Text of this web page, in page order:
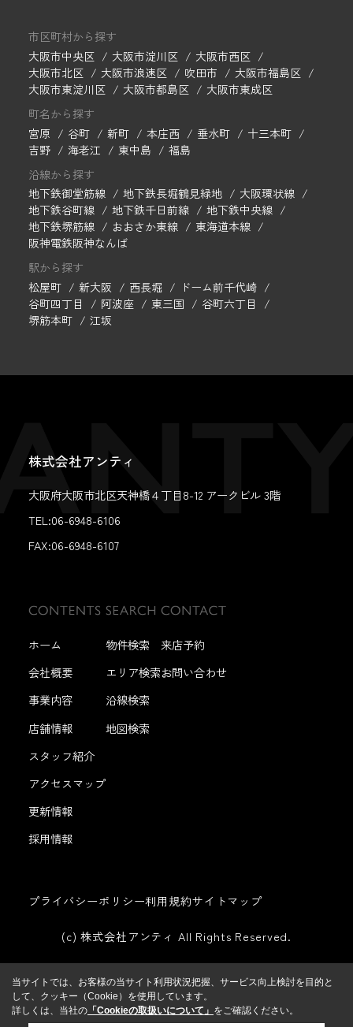
市区町村から探す
大阪市中央区
大阪市淀川区
大阪市西区
大阪市北区
大阪市浪速区 吹田市
大阪市福島区
大阪市東淀川区
大阪市都島区
大阪市東成区
町名から探す
宮原
谷町 新町 本庄西 垂水町
十三本町
吉野
海老江 東中島
福島
沿線から探す
地下鉄御堂筋線
地下鉄長堀鶴見緑地
大阪環状線
地下鉄谷町線
地下鉄千日前線
地下鉄中央線
地下鉄堺筋線
おおさか東線
東海道本線
阪神電鉄阪神なんば
駅から探す
松屋町
新大阪 西長堀
ドーム前千代崎
谷町四丁目
阿波座 東三国
谷町六丁目
堺筋本町
江坂
株式会社アンティ
大阪府大阪市北区天神橋４丁目8-12 アークビル 3階
TEL:06-6948-6106
FAX:06-6948-6107
ホーム
会社概要
事業内容
店舗情報
スタッフ紹介
アクセスマップ
更新情報
採用情報
物件検索
エリア検索
沿線検索
地図検索
来店予約
お問い合わせ
プライバシーポリシー利用規約サイトマップ
(c) 株式会社アンティ All Rights Reserved.
当サイトでは、お客様の当サイト利用状況把握、サービス向上検討を目的と
して、クッキー（Cookie）を使用しています。
詳しくは、当社の 「Cookieの取扱いについて」 をご確認ください。